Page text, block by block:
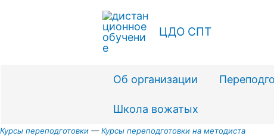
ЦДО СПТ
Об организации
Школа вожатых
Курсы переподготовки —Курсы переподготовки на методиста